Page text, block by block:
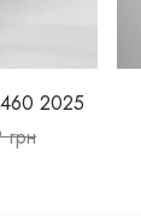
2025
грн